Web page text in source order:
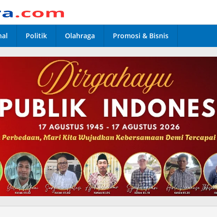
Politik Olahraga Promosi & Bisnis